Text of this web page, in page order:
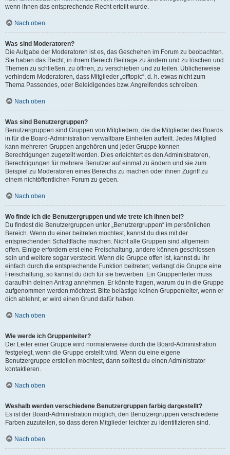
wenn ihnen das entsprechende Recht erteilt wurde.
Nach oben
Was sind Moderatoren?
Die Aufgabe der Moderatoren ist es, das Geschehen im Forum zu beobachten.
Sie haben das Recht, in ihrem Bereich Beiträge zu ändern und zu löschen und
Themen zu schließen, zu öffnen, zu verschieben und zu teilen. Üblicherweise
verhindern Moderatoren, dass Mitglieder „offtopic“, d. h. etwas nicht zum
Thema Passendes, oder Beleidigendes bzw. Angreifendes schreiben.
Nach oben
Was sind Benutzergruppen?
Benutzergruppen sind Gruppen von Mitgliedern, die die Mitglieder des Boards
in für die Board-Administration verwaltbare Einheiten aufteilt. Jedes Mitglied
kann mehreren Gruppen angehören und jeder Gruppe können
Berechtigungen zugeteilt werden. Dies erleichtert es den Administratoren,
Berechtigungen für mehrere Benutzer auf einmal zu ändern und sie zum
Beispiel zu Moderatoren eines Bereichs zu machen oder ihnen Zugriff zu
einem nichtöffentlichen Forum zu geben.
Nach oben
Wo finde ich die Benutzergruppen und wie trete ich ihnen bei?
Du findest die Benutzergruppen unter „Benutzergruppen“ im persönlichen
Bereich. Wenn du einer beitreten möchtest, kannst du dies mit der
entsprechenden Schaltfläche machen. Nicht alle Gruppen sind allgemein
offen. Einige erfordern erst eine Freischaltung, andere können geschlossen
sein und weitere sogar versteckt. Wenn die Gruppe offen ist, kannst du ihr
einfach durch die entsprechende Funktion beitreten; verlangt die Gruppe eine
Freischaltung, so kannst du dich für sie bewerben. Ein Gruppenleiter muss
daraufhin deinen Antrag annehmen. Er könnte fragen, warum du in die Gruppe
aufgenommen werden möchtest. Bitte belästige keinen Gruppenleiter, wenn er
dich ablehnt, er wird einen Grund dafür haben.
Nach oben
Wie werde ich Gruppenleiter?
Der Leiter einer Gruppe wird normalerweise durch die Board-Administration
festgelegt, wenn die Gruppe erstellt wird. Wenn du eine eigene
Benutzergruppe erstellen möchtest, dann solltest du einen Administrator
kontaktieren.
Nach oben
Weshalb werden verschiedene Benutzergruppen farbig dargestellt?
Es ist der Board-Administration möglich, den Benutzergruppen verschiedene
Farben zuzuteilen, so dass deren Mitglieder leichter zu identifizieren sind.
Nach oben